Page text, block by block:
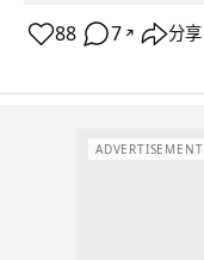
88 7 ↗ 分享
ADVERTISEMENT